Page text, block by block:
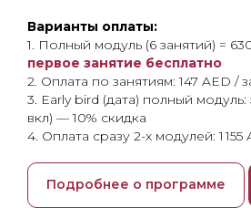
Варианты оплаты:
1. Полный модуль (6 занятий) =
первое занятие бесплатно
2. Оплата по занятиям: 147 AED /
3. Early bird (дата) полный модуль:
вкл) — 10% скидка
4. Оплата сразу 2-х модулей: 1 155
Подробнее о программе